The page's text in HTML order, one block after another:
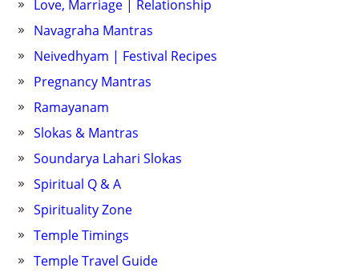
Love, Marriage | Relationship
Navagraha Mantras
Neivedhyam | Festival Recipes
Pregnancy Mantras
Ramayanam
Slokas & Mantras
Soundarya Lahari Slokas
Spiritual Q & A
Spirituality Zone
Temple Timings
Temple Travel Guide